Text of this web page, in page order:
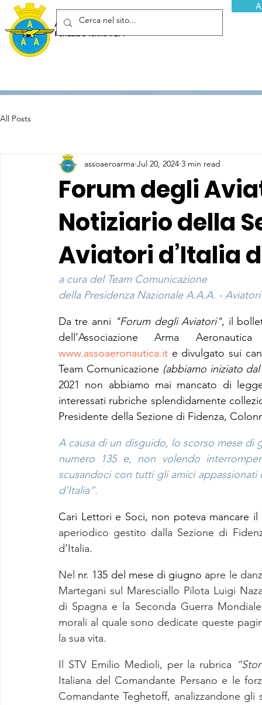
Associazione Arma Aeronautica - Aviatori d'Italia ETS
Fondata a Torino il 29 febbraio 1952
All Posts
Forum degli
Notiziario della
Aviatori d’Italia
assoaeroarma Jul 20, 2024 3 min read
a cura del Team Comunicazione
della Presidenza Nazionale A.A.A. - Aviatori
Da tre anni "Forum degli Aviatori", il
www.assoaeronautica.it e divulgato sui
Team Comunicazione (abbiamo iniziato
2021 non abbiamo mai mancato di
interessati rubriche splendidamente
Presidente della Sezione di Fidenza,
A causa di un disguido, lo scorso mese
numero 135 e, non volendo
scusandoci con tutti gli amici
d’Italia”.
Cari Lettori e Soci, non poteva mancare
aperiodico gestito dalla Sezione di
d’Italia.
Nel nr. 135 del mese di giugno apre le
Martegani sul Maresciallo Pilota Luigi
di Spagna e la Seconda Guerra
morali al quale sono dedicate queste
la sua vita.
Il STV Emilio Medioli, per la rubrica
Italiana del Comandante Persano e le
Comandante Teghetoff, analizzandone